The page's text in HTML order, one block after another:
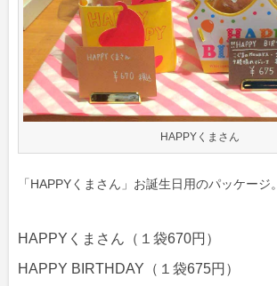
HAPPYくまさん
「HAPPYくまさん」お誕生日用のパッケージ。
HAPPYくまさん（１袋670円）
HAPPY BIRTHDAY（１袋675円）